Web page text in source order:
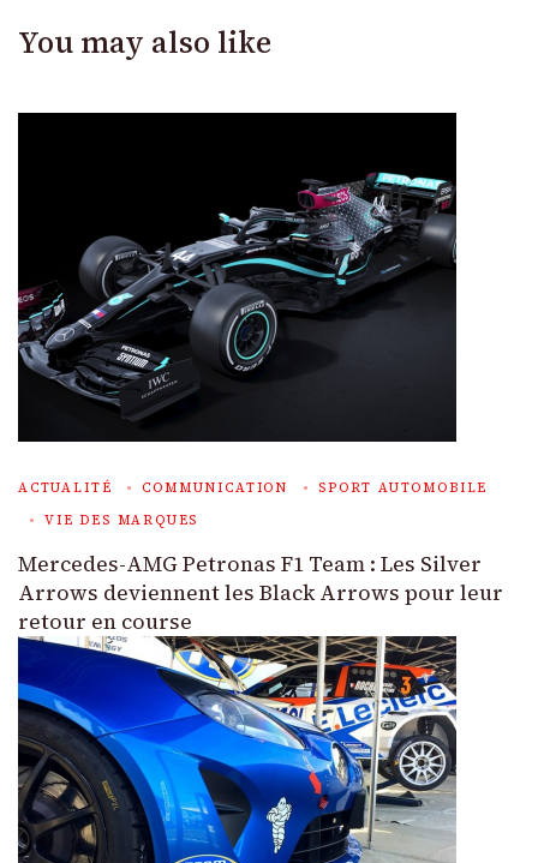
You may also like
ACTUALITÉ COMMUNICATION
SPORT AUTOMOBILE
VIE DES MARQUES
Mercedes-AMG Petronas F1 Team : Les Silver
Arrows deviennent les Black Arrows pour leur
retour en course